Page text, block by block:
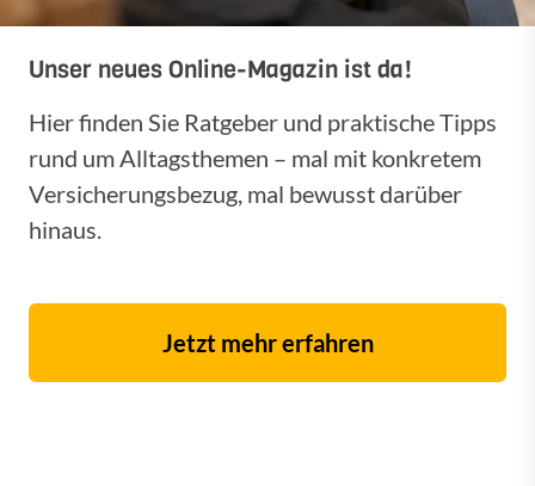
Unser neues Online-Magazin ist da!
Hier finden Sie Ratgeber und praktische Tipps
rund um Alltagsthemen – mal mit konkretem
Versicherungsbezug, mal bewusst darüber
hinaus.
Jetzt mehr erfahren